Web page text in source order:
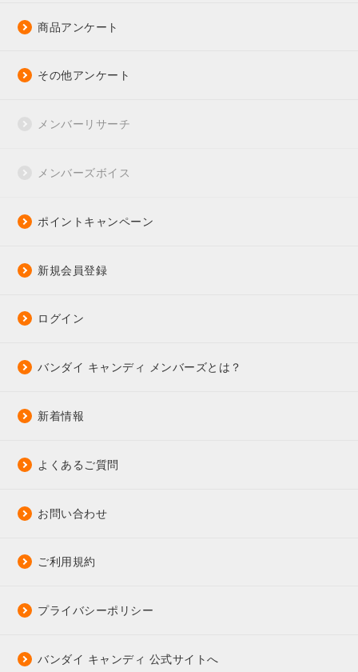
商品アンケート
その他アンケート
メンバーリサーチ
メンバーズボイス
ポイントキャンペーン
新規会員登録
ログイン
バンダイ キャンディ メンバーズとは？
新着情報
よくあるご質問
お問い合わせ
ご利用規約
プライバシーポリシー
バンダイ キャンディ 公式サイトへ